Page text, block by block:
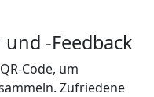
-Feedback
Code, um
Zufriedene